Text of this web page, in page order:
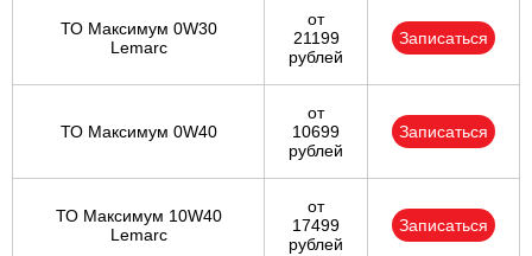
ТО Максимум 0W30
Lemarc
от
21199
рублей
Записаться
ТО Максимум 0W40
от
10699
рублей
Записаться
ТО Максимум 10W40
Lemarc
от
17499
рублей
Записаться